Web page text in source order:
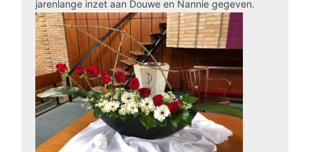
jarenlange inzet aan Douwe en Nannie gegeven.